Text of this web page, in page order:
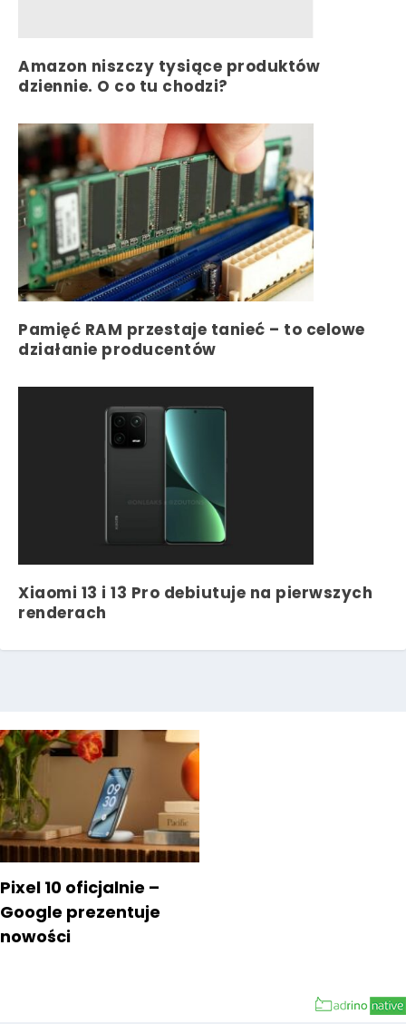
Amazon niszczy tysiące produktów
dziennie. O co tu chodzi?
Pamięć RAM przestaje tanieć – to celowe
działanie producentów
Xiaomi 13 i 13 Pro debiutuje na pierwszych
renderach
Pixel 10 oficjalnie –
Google prezentuje
nowości